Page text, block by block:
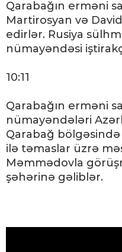
Qarabağın erməni
Martirosyan və
edirlər. Rusiya
nümayəndəsi
10:11
Qarabağın erməni
nümayəndələri
Qarabağ
ilə təmaslar üzrə
Məmmədovla
şəhərinə gəliblər.